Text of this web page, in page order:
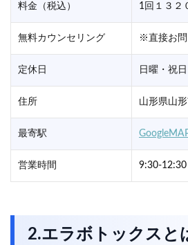
料金（税込） 1回１３２
無料カウンセリング ※直接お問
定休日 日曜・祝日
住所 山形県山
最寄駅
営業時間 9:30-
2.エラボトックスと